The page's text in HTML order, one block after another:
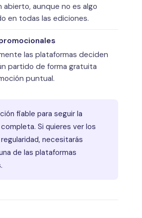
abierto, aunque no es algo
en todas las ediciones.
las plataformas deciden
partido de forma gratuita
puntual.
fiable para seguir la
Si quieres ver los
necesitarás
de las plataformas